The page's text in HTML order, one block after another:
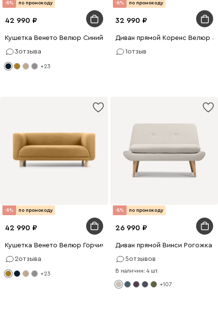
-8% по промокоду
42 990
Кушетка Венето Велюр Синий
3отзыва
+23
-8% по промокоду
32 990
Диван прямой Коренс Велюр
1отзыв
-8% по промокоду
42 990
Кушетка Венето Велюр Горчичный
2отзыва
+23
-8% по промокоду
26 990
Диван прямой Винси Рогожка
5отзывов
В наличии: 4 шт.
+107